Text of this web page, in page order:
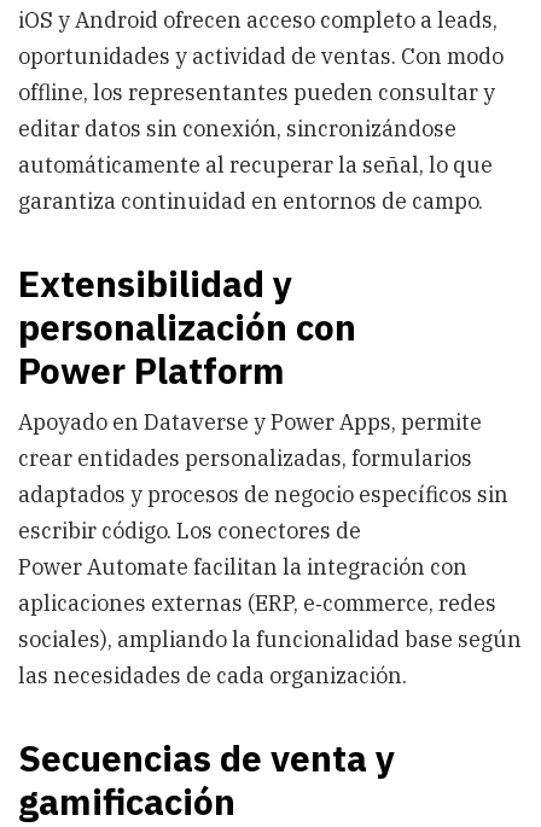
iOS y Android ofrecen acceso completo a leads,
oportunidades y actividad de ventas. Con modo
offline, los representantes pueden consultar y
editar datos sin conexión, sincronizándose
automáticamente al recuperar la señal, lo que
garantiza continuidad en entornos de campo.
Extensibilidad y
personalización con
Power Platform
Apoyado en Dataverse y Power Apps, permite
crear entidades personalizadas, formularios
adaptados y procesos de negocio específicos sin
escribir código. Los conectores de
Power Automate facilitan la integración con
aplicaciones externas (ERP, e‑commerce, redes
sociales), ampliando la funcionalidad base según
las necesidades de cada organización.
Secuencias de venta y
gamificación